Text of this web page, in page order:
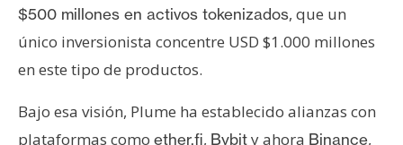
$500 millones en activos tokenizados, que un
único inversionista concentre USD $1.000 millones
en este tipo de productos.
Bajo esa visión, Plume ha establecido alianzas con
plataformas como ether.fi, Bybity ahora Binance,